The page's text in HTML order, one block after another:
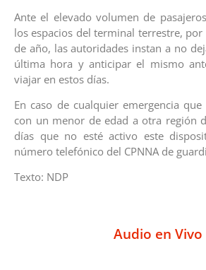
Ante el elevado volumen de
los espacios del terminal terrestre,
de año, las autoridades instan a no
última hora y anticipar el mismo
viajar en estos días.
En caso de cualquier emergencia
con un menor de edad a otra región
días que no esté activo este
número telefónico del CPNNA de
Texto: NDP
Audio en Vivo